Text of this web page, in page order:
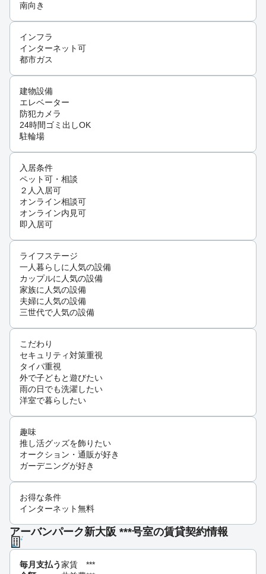
南向き
インフラ
インターネット可
都市ガス
建物設備
エレベーター
防犯カメラ
24時間ゴミ出しOK
駐輪場
入居条件
ペット可・相談
２人入居可
オンライン相談可
オンライン内見可
即入居可
ライフステージ
一人暮らしに人気の設備
カップルに人気の設備
家族に人気の設備
夫婦に人気の設備
三世代で人気の設備
こだわり
セキュリティ対策重視
タイパ重視
外で子どもと遊びたい
雨の日でも洗濯したい
洋室で暮らしたい
趣味
推し活グッズを飾りたい
オークション・通販が好き
ガーデニングが好き
お得な条件
インターネット無料
アーバンパーク新大阪 ***号室の賃貸契約情報
毎月支払う家賃
***